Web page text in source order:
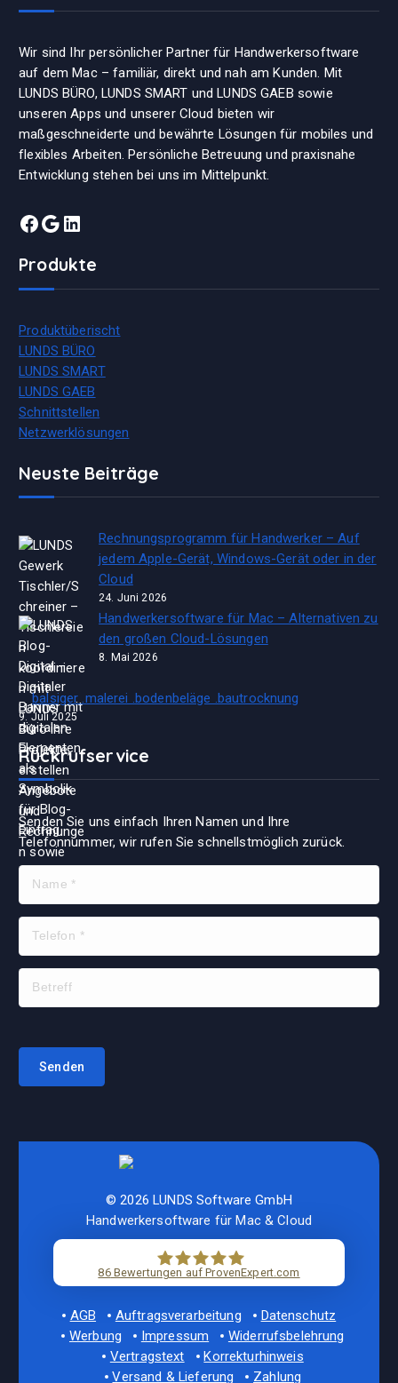
Wir sind Ihr persönlicher Partner für Handwerkersoftware
auf dem Mac – familiär, direkt und nah am Kunden. Mit
LUNDS BÜRO, LUNDS SMART und LUNDS GAEB sowie
unseren Apps und unserer Cloud bieten wir
maßgeschneiderte und bewährte Lösungen für mobiles und
flexibles Arbeiten. Persönliche Betreuung und praxisnahe
Entwicklung stehen bei uns im Mittelpunkt.
Facebook Google LinkedIn
Produkte
Produktüberischt
LUNDS BÜRO
LUNDS SMART
LUNDS GAEB
Schnittstellen
Netzwerklösungen
Neuste Beiträge
Rechnungsprogramm für Handwerker – Auf
jedem Apple-Gerät, Windows-Gerät oder in der
Cloud
24. Juni 2026
Handwerkersoftware für Mac – Alternativen zu
den großen Cloud-Lösungen
8. Mai 2026
balsiger .malerei .bodenbeläge .bautrocknung
9. Juli 2025
Rückrufservice
Senden Sie uns einfach Ihren Namen und Ihre
Telefonnummer, wir rufen Sie schnellstmöglich zurück.
© 2026 LUNDS Software GmbH
Handwerkersoftware für Mac & Cloud
LUNDS Software
86Bewertungen auf ProvenExpert.com
AGB Auftragsverarbeitung
Datenschutz
Werbung
Impressum
Widerrufsbelehrung
Vertragstext
Korrekturhinweis
Versand & Lieferung
Zahlung